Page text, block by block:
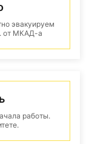
эвакуируем
от МКАД-а
работы.